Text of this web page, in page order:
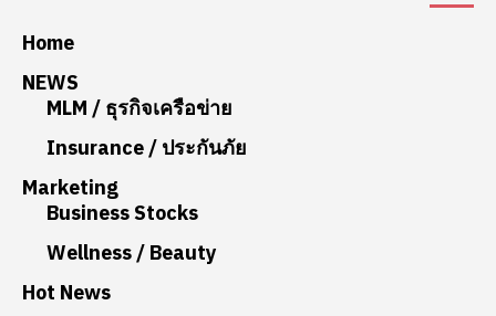
Home
NEWS
MLM / ธุรกิจเครือข่าย
Insurance / ประกันภัย
Marketing
Business Stocks
Wellness / Beauty
Hot News